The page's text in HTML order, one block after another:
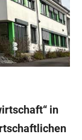
in